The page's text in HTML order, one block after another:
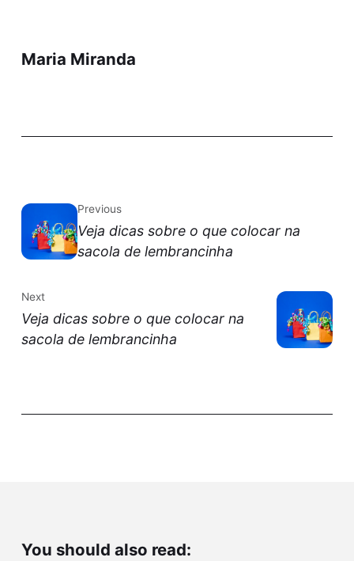
Maria Miranda
Previous
Veja dicas sobre o que colocar na
sacola de lembrancinha
Next
Veja dicas sobre o que colocar na
sacola de lembrancinha
You should also read: